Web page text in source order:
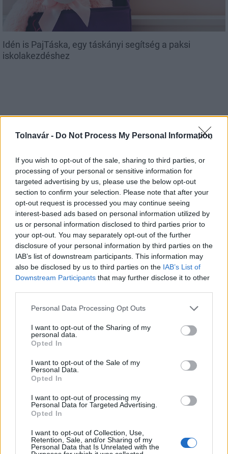
Tolnavár - Do Not Process My Personal Information
If you wish to opt-out of the sale, sharing to third parties, or
processing of your personal or sensitive information for
targeted advertising by us, please use the below opt-out
section to confirm your selection. Please note that after your
opt-out request is processed you may continue seeing
interest-based ads based on personal information utilized by
us or personal information disclosed to third parties prior to
your opt-out. You may separately opt-out of the further
disclosure of your personal information by third parties on the
IAB’s list of downstream participants. This information may
also be disclosed by us to third parties on the IAB’s List of
Downstream Participants that may further disclose it to other
Please note that this website/app uses one or more Google
not limited to your visit or usage behaviour. You may click to
grant or deny consent to Google and its third-party tags to
use your data for below specified purposes in below Google
consent section.
Personal Data Processing Opt Outs
I want to opt-out of the Sharing of my
personal data.
Opted In
I want to opt-out of the Sale of my
Personal Data.
Opted In
I want to opt-out of processing my
Personal Data for Targeted Advertising.
Opted In
I want to opt-out of Collection, Use,
Retention, Sale, and/or Sharing of my
Personal Data that Is Unrelated with the
Idén is PajTáska, egy táskányi segítség a paksi
iskolakezdéshez
MAGYAR ÉPÍTŐK
Mi épül?
Hódmezővásárhely iskolaépítés FERROÉP Zrt. oktatási beruházás
Másfélszeresére bővítik Hódmezővásárhely jó hírű
református iskoláját
A Szőnyi Benjámin Általános Iskola fejlesztését a FERROÉP
kivitelezheti; a munkák csaknem egy évig tartanak majd.
Látványos építési szakasz indult be a
Paks II.: Mit jelent az 5. blokk új
mérföldköve a felülvizsgálat
árnyékában?